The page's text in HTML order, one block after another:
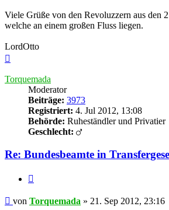
Viele Grüße von den Revoluzzern aus den
welche an einem großen Fluss liegen.
LordOtto
Torquemada
Moderator
Beiträge: 3973
Registriert: 4. Jul 2012, 13:08
Behörde: Ruheständler und Privatier
Geschlecht:
Re: Bundesbeamte in
Beitrag
von Torquemada » 21. Sep 2012, 23:16